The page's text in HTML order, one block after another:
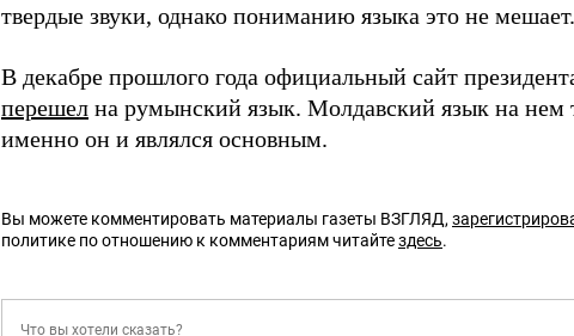
твердые звуки, однако пониманию языка это не мешает.
В декабре прошлого года официальный сайт
перешел на румынский язык. Молдавский язык на нем
именно он и являлся основным.
Вы можете комментировать материалы газеты ВЗГЛЯД,
политике по отношению к комментариям читайтездесь.